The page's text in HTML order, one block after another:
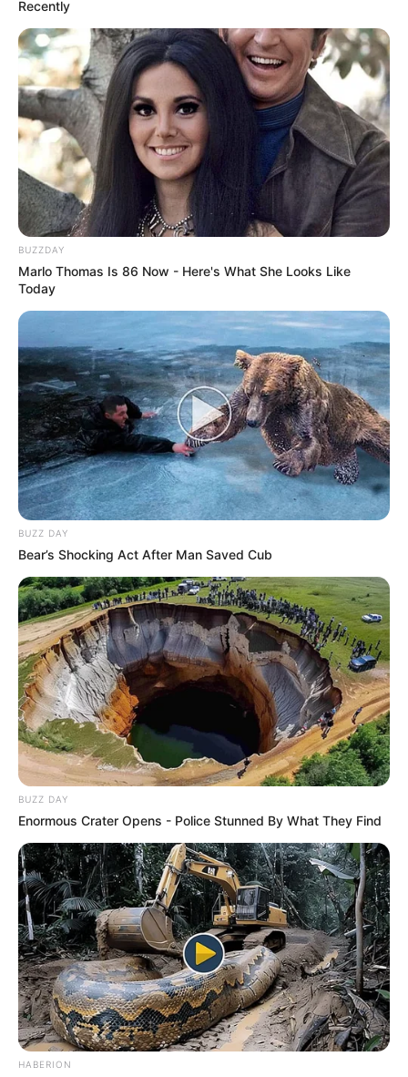
Recently
BUZZDAY
Marlo Thomas Is 86 Now - Here's What She Looks Like
Today
BUZZ DAY
Bear’s Shocking Act After Man Saved Cub
BUZZ DAY
Enormous Crater Opens - Police Stunned By What They Find
HABERION